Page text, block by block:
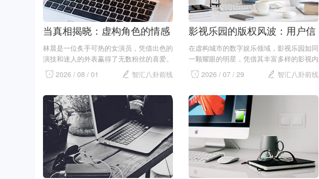
当真相揭晓：虚构角色的情感
与舆论之战
林晨是一位炙手可热的女演员，凭借出色的
演技和迷人的外表赢得了无数粉丝的喜爱。
然而，最近一则绯闻将她推向了舆论的风口
浪尖。传言称她与一位已婚导演有染，这让
光鲜亮丽，...
2026 / 08 / 01 智汇八卦前线
影视乐园的版权风波：用户信
任的考验
在虚构城市的数字娱乐领域，影视乐园如同
一颗耀眼的明星，凭借其丰富多样的影视内
容迅速吸引了大量用户。用户们在这里可以
找到最新的电影、电视剧以及独家的原创节
累了庞大的...
2026 / 07 / 29 智汇八卦前线